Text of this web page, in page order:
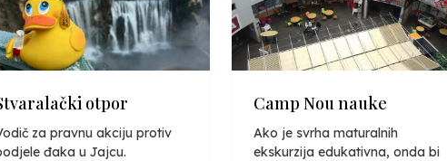
otpor
za pravnu akciju protiv
đaka u Jajcu.
Camp Nou nauke
Ako je svrha maturalnih
ekskurzija edukativna, onda bi